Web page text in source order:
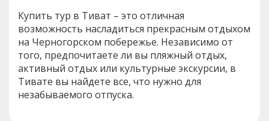
Купить тур в Тиват – это отличная
возможность насладиться прекрасным отдыхом
на Черногорском побережье. Независимо от
того, предпочитаете ли вы пляжный отдых,
активный отдых или культурные экскурсии, в
Тивате вы найдете все, что нужно для
незабываемого отпуска.